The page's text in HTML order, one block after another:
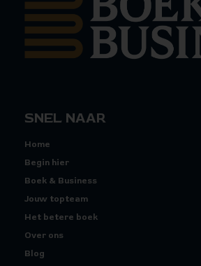
SNEL NAAR
Home
Begin hier
Boek & Business
Jouw topteam
Het betere boek
Over ons
Blog